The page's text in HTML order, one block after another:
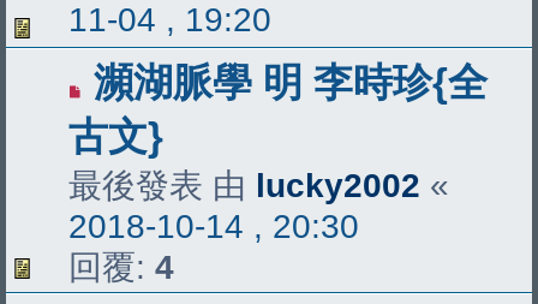
11-04 , 19:20
瀕湖脈學 明 李時珍{全
古文}
最後發表 由 lucky2002 «
2018-10-14 , 20:30
回覆: 4